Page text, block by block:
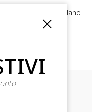
83036 Mirabella Eclano